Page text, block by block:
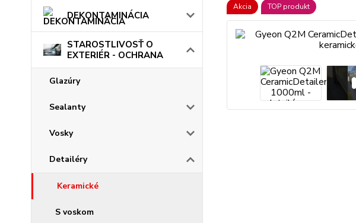
DEKONTAMINÁCIA
STAROSTLIVOSŤ O
EXTERIÉR - OCHRANA
Glazúry
Sealanty
Vosky
Detailéry
Keramické
S voskom
Akcia TOP produkt